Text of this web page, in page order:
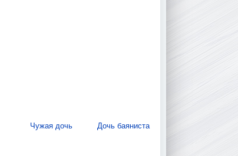
Чужая дочь Дочь баяниста